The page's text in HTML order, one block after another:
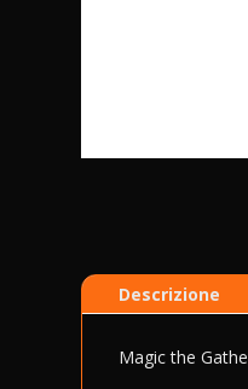
Descrizione
Magic the